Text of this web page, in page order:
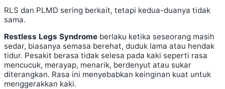
RLS dan PLMD sering berkait, tetapi kedua-duanya tidak
sama.
Restless Legs Syndrome berlaku ketika seseorang masih
sedar, biasanya semasa berehat, duduk lama atau hendak
tidur. Pesakit berasa tidak selesa pada kaki seperti rasa
mencucuk, merayap, menarik, berdenyut atau sukar
diterangkan. Rasa ini menyebabkan keinginan kuat untuk
menggerakkan kaki.